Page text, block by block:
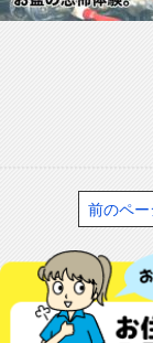
前のペー